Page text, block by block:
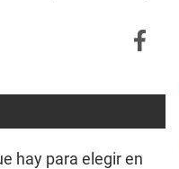
hay para elegir en